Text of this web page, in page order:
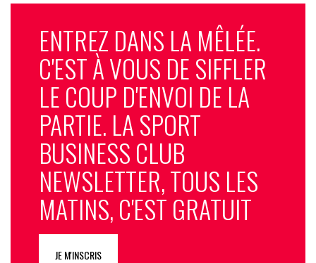
ENTREZ DANS LA MÊLÉE.
C'EST À VOUS DE SIFFLER
LE COUP D'ENVOI DE LA
PARTIE. LA SPORT
BUSINESS CLUB
NEWSLETTER, TOUS LES
MATINS, C'EST GRATUIT
JE M'INSCRIS